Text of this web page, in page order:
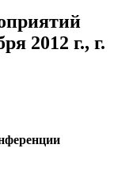
2012 г., г.